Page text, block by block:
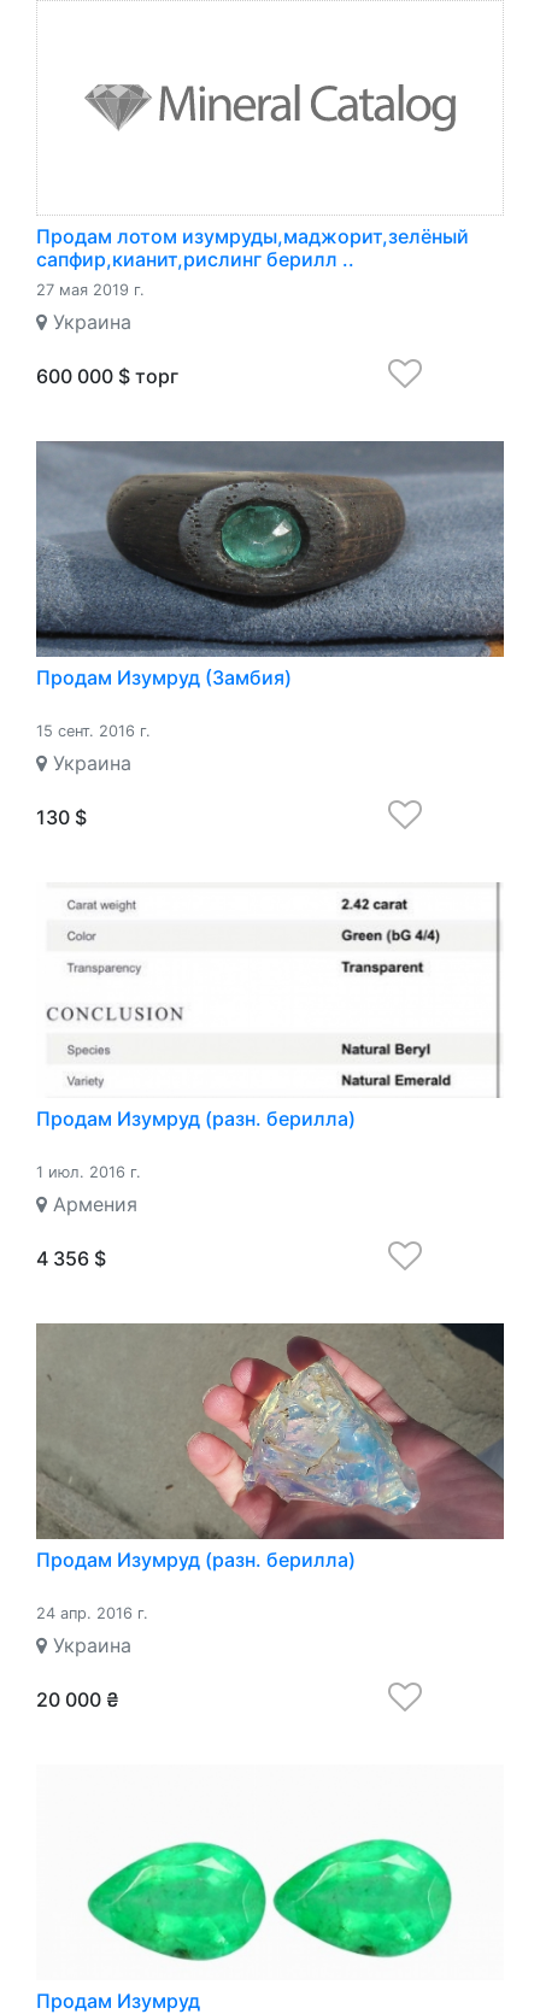
Продам лотом изумруды,маджорит,зелёный
сапфир,кианит,рислинг берилл ..
27 мая 2019 г.
Украина
600 000 $ торг
Продам Изумруд (Замбия)
15 сент. 2016 г.
Украина
130 $
Продам Изумруд (разн. берилла)
1 июл. 2016 г.
Армения
4 356 $
Продам Изумруд (разн. берилла)
24 апр. 2016 г.
Украина
20 000 ₴
Продам Изумруд